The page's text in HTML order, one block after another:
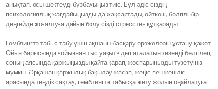
анықтап, осы шектеуді бұзбауыңыз тиіс. Бұл әдіс сіздің
психологиялық жағдайыңызды да жақсартады, өйткені, белгілі бір
деңгейде жоғалтуға дайын болу сізді стресстен құтқарады.
Гемблингте табыс табу үшін ақшаны басқару ережелерін ұстану қажет.
Ойын барысында «ойыннан тыс уақыт» деп аталатын кезеңді белгілеп,
соның аясында қаржыңызды қайта қарап, жоспарыңызды түзетуіңіз
мүмкін. Әрқашан қаржылық бақылау жасап, жеңіс пен жеңіліс
арасында теңдік сақтау, гемблингте табысқа жету жолын оңайлатуға